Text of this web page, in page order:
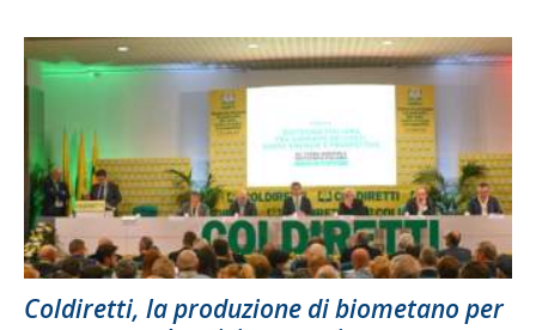
Coldiretti, la produzione di biometano per